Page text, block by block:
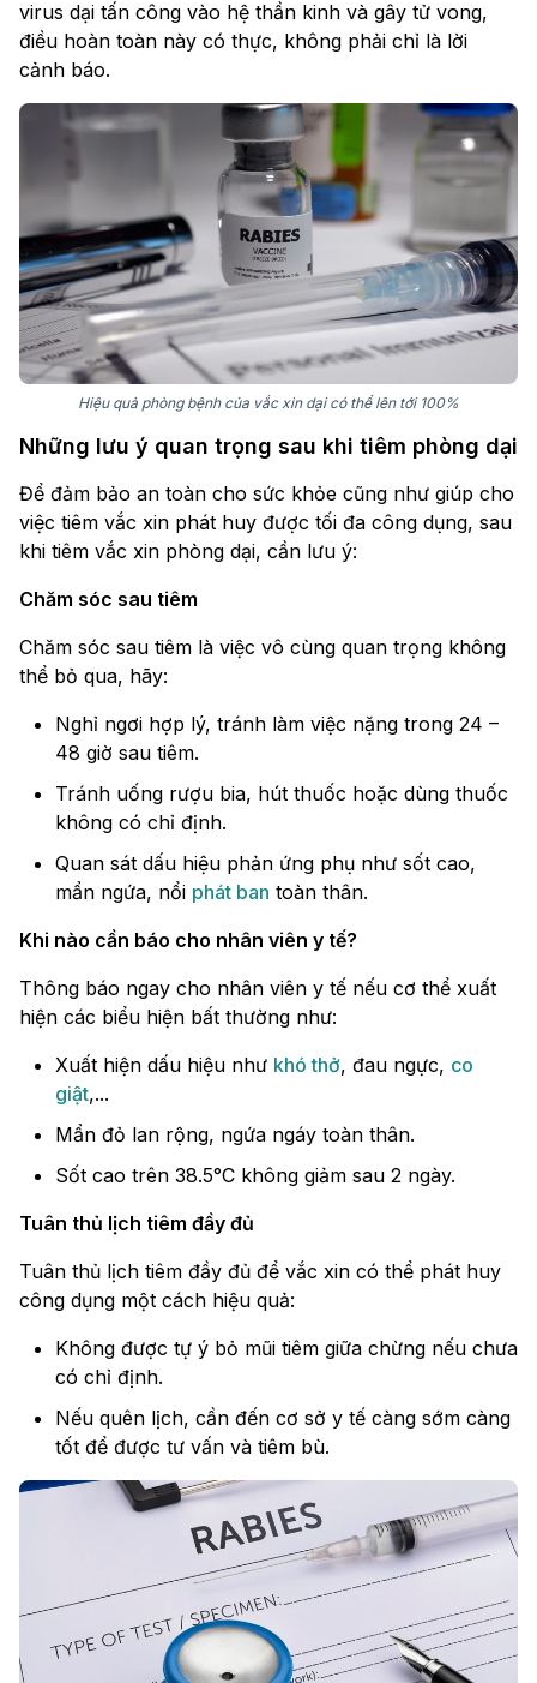
virus dại tấn công vào hệ thần kinh và gây tử vong,
điều hoàn toàn này có thực, không phải chỉ là lời
cảnh báo.
Hiệu quả phòng bệnh của vắc xin dại có thể lên tới 100%
Những lưu ý quan trọng sau khi tiêm phòng dại
Để đảm bảo an toàn cho sức khỏe cũng như giúp cho
việc tiêm vắc xin phát huy được tối đa công dụng, sau
khi tiêm vắc xin phòng dại, cần lưu ý:
Chăm sóc sau tiêm
Chăm sóc sau tiêm là việc vô cùng quan trọng không
thể bỏ qua, hãy:
Nghỉ ngơi hợp lý, tránh làm việc nặng trong 24 –
48 giờ sau tiêm.
Tránh uống rượu bia, hút thuốc hoặc dùng thuốc
không có chỉ định.
Quan sát dấu hiệu phản ứng phụ như sốt cao,
mẩn ngứa, nổi phát ban toàn thân.
Khi nào cần báo cho nhân viên y tế?
Thông báo ngay cho nhân viên y tế nếu cơ thể xuất
hiện các biểu hiện bất thường như:
Xuất hiện dấu hiệu như khó thở, đau ngực, co
giật,...
Mẩn đỏ lan rộng, ngứa ngáy toàn thân.
Sốt cao trên 38.5°C không giảm sau 2 ngày.
Tuân thủ lịch tiêm đầy đủ
Tuân thủ lịch tiêm đầy đủ để vắc xin có thể phát huy
công dụng một cách hiệu quả:
Không được tự ý bỏ mũi tiêm giữa chừng nếu chưa
có chỉ định.
Nếu quên lịch, cần đến cơ sở y tế càng sớm càng
tốt để được tư vấn và tiêm bù.